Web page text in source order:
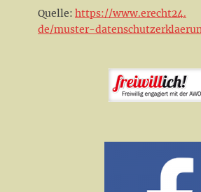
Quelle: https://www.erecht24.
de/muster-